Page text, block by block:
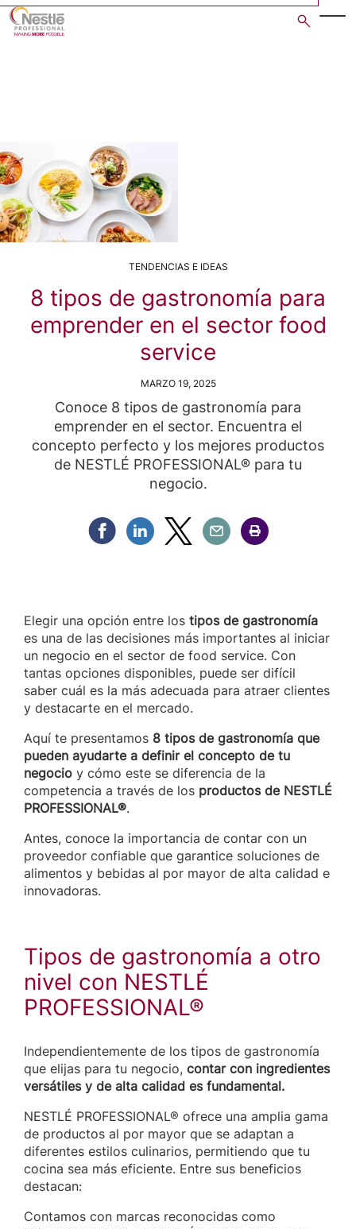
Skip
TENDENCIAS E IDEAS
8 tipos de gastronomía para
emprender en el sector food
service
MARZO 19, 2025
Conoce 8 tipos de gastronomía para
emprender en el sector. Encuentra el
concepto perfecto y los mejores productos
de NESTLÉ PROFESSIONAL® para tu
negocio.
Compartir Facebook
Compartir Linkedin
Compartir Twitter
Compartir Email
Compartir Imprimir
Elegir una opción entre los tipos de gastronomía
es una de las decisiones más importantes al iniciar
un negocio en el sector de food service. Con
tantas opciones disponibles, puede ser difícil
saber cuál es la más adecuada para atraer clientes
y destacarte en el mercado.
Aquí te presentamos 8 tipos de gastronomía que
pueden ayudarte a definir el concepto de tu
negocio y cómo este se diferencia de la
competencia a través de los productos de NESTLÉ
PROFESSIONAL®.
Antes, conoce la importancia de contar con un
proveedor confiable que garantice soluciones de
alimentos y bebidas al por mayor de alta calidad e
innovadoras.
Tipos de gastronomía a otro
nivel con NESTLÉ
PROFESSIONAL®
Independientemente de los tipos de gastronomía
que elijas para tu negocio, contar con ingredientes
versátiles y de alta calidad es fundamental.
NESTLÉ PROFESSIONAL® ofrece una amplia gama
de productos al por mayor que se adaptan a
diferentes estilos culinarios, permitiendo que tu
cocina sea más eficiente. Entre sus beneficios
destacan:
Contamos con marcas reconocidas como